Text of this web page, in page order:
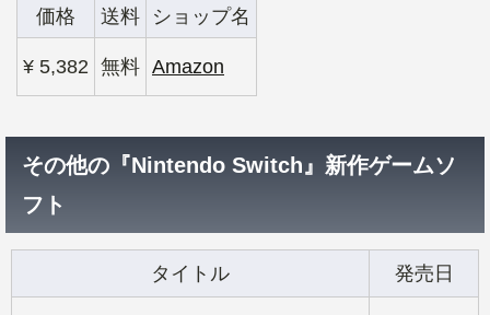
価格
送料 ショップ名
¥ 5,382 無料 Amazon
その他の『Nintendo Switch』新作ゲームソ
フト
タイトル 発売日